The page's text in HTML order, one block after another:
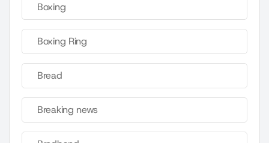
Boxing
Boxing Ring
Bread
Breaking news